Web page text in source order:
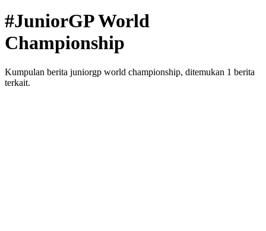
#JuniorGP World
Championship
Kumpulan berita juniorgp world championship, ditemukan 1 berita
terkait.